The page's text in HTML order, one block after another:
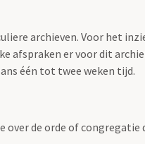
archieven. Voor het
afspraken er voor dit
één tot twee weken tijd.
de orde of